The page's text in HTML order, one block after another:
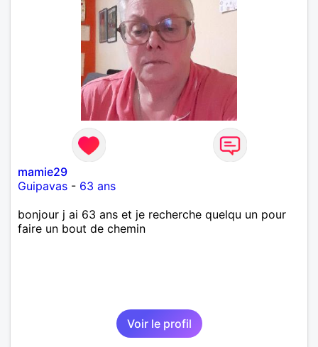
mamie29
Guipavas - 63 ans
bonjour j ai 63 ans et je recherche quelqu un pour
faire un bout de chemin
Voir le profil